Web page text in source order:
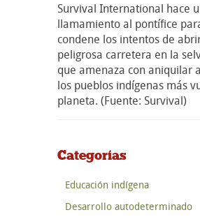
Survival International hace
llamamiento al pontífice
condene los intentos de
peligrosa carretera en la
que amenaza con aniquilar
los pueblos indígenas más
planeta. (Fuente: Survival)
Categorías
Educación indígena
Desarrollo autodeterminado